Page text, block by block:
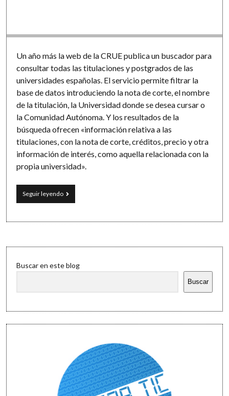
Un año más la web de la CRUE publica un buscador para
consultar todas las titulaciones y postgrados de las
universidades españolas. El servicio permite filtrar la
base de datos introduciendo la nota de corte, el nombre
de la titulación, la Universidad donde se desea cursar o
la Comunidad Autónoma. Y los resultados de la
búsqueda ofrecen «información relativa a las
titulaciones, con la nota de corte, créditos, precio y otra
información de interés, como aquella relacionada con la
propia universidad».
Seguir leyendoGuía
oficial
titulaciones
2012/2013:
quieres
Sidebar
Buscar en este blog
Buscar